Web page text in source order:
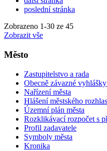
poslední stránka
Zobrazeno 1-30 ze 45
Zobrazit vše
Město
Zastupitelstvo a rada
Obecně závazné vyhlášky
Nařízení města
Hlášení městského
Územní plán města
Rozklikávací rozpočet s
Profil zadavatele
Symboly města
Kronika